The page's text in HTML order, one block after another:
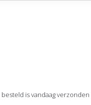
is vandaag